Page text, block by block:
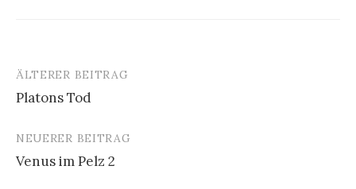
Beitrags-
Navigation
ÄLTERER BEITRAG
Platons Tod
NEUERER BEITRAG
Venus im Pelz 2